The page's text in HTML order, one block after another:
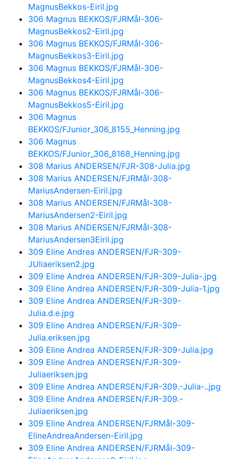
MagnusBekkos-Eiril.jpg
306 Magnus BEKKOS/FJRMål-306-
MagnusBekkos2-Eiril.jpg
306 Magnus BEKKOS/FJRMål-306-
MagnusBekkos3-Eiril.jpg
306 Magnus BEKKOS/FJRMål-306-
MagnusBekkos4-Eiril.jpg
306 Magnus BEKKOS/FJRMål-306-
MagnusBekkos5-Eiril.jpg
306 Magnus
BEKKOS/FJunior_306_8155_Henning.jpg
306 Magnus
BEKKOS/FJunior_306_8168_Henning.jpg
308 Marius ANDERSEN/FJR-308-Julia.jpg
308 Marius ANDERSEN/FJRMål-308-
MariusAndersen-Eiril.jpg
308 Marius ANDERSEN/FJRMål-308-
MariusAndersen2-Eiril.jpg
308 Marius ANDERSEN/FJRMål-308-
MariusAndersen3Eiril.jpg
309 Eline Andrea ANDERSEN/FJR-309-
JUliaeriksen2.jpg
309 Eline Andrea ANDERSEN/FJR-309-Julia-.jpg
309 Eline Andrea ANDERSEN/FJR-309-Julia-1.jpg
309 Eline Andrea ANDERSEN/FJR-309-
Julia.d.e.jpg
309 Eline Andrea ANDERSEN/FJR-309-
Julia.eriksen.jpg
309 Eline Andrea ANDERSEN/FJR-309-Julia.jpg
309 Eline Andrea ANDERSEN/FJR-309-
Juliaeriksen.jpg
309 Eline Andrea ANDERSEN/FJR-309.-Julia-..jpg
309 Eline Andrea ANDERSEN/FJR-309.-
Juliaeriksen.jpg
309 Eline Andrea ANDERSEN/FJRMål-309-
ElineAndreaAndersen-Eiril.jpg
309 Eline Andrea ANDERSEN/FJRMål-309-